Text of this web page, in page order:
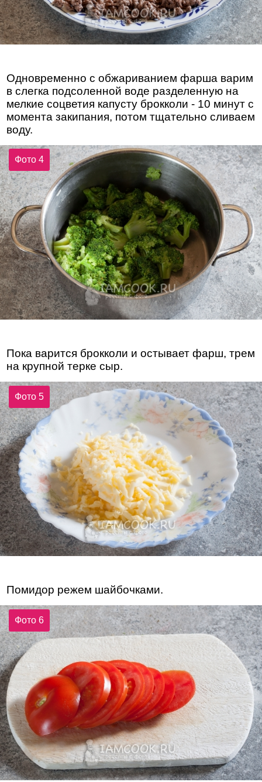
Одновременно с обжариванием фарша варим
в слегка подсоленной воде разделенную на
мелкие соцветия капусту брокколи - 10 минут с
момента закипания, потом тщательно сливаем
воду.
Фото 4
Пока варится брокколи и остывает фарш, трем
на крупной терке сыр.
Фото 5
Помидор режем шайбочками.
Фото 6